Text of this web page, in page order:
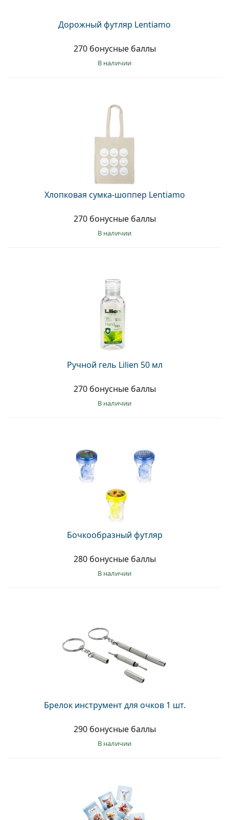
Дорожный футляр Lentiamo
270 бонусные баллы
в наличии
Хлопковая сумка-шоппер Lentiamo
270 бонусные баллы
в наличии
Ручной гель Lilien 50 мл
270 бонусные баллы
в наличии
Бочкообразный футляр
280 бонусные баллы
в наличии
Брелок инструмент для очков 1 шт.
290 бонусные баллы
в наличии